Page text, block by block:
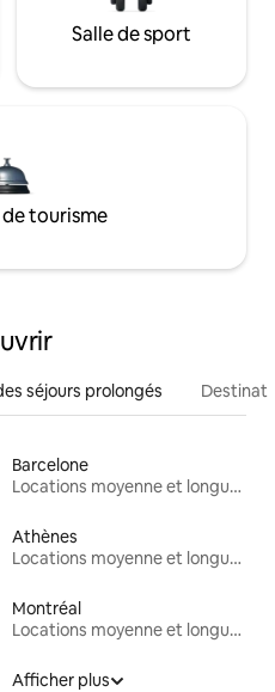
Salle de sport
tourisme
séjours prolongés
Barcelone
Locations moyenne et longue durée
Athènes
Locations moyenne et longue durée
Montréal
Locations moyenne et longue durée
Afficher plus